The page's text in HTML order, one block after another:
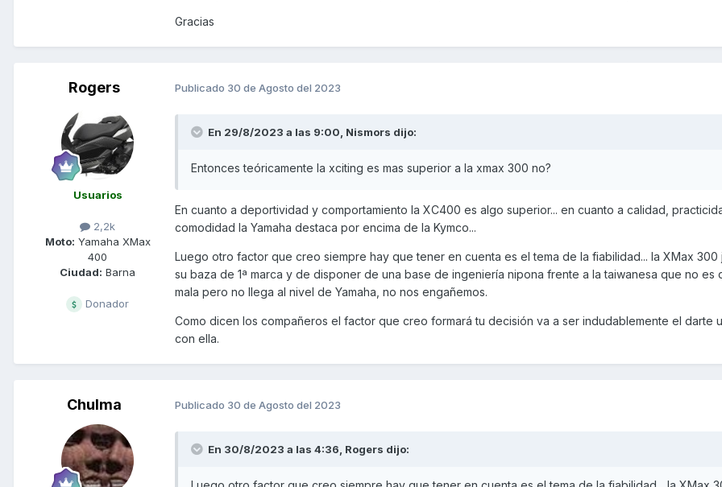
Gracias
Rogers
Usuarios
2,2k
Moto: Yamaha XMax
400
Ciudad: Barna
Donador
Publicado 30 de Agosto del 2023
En 29/8/2023 a las 9:00, Nismors dijo:
Entonces teóricamente la xciting es mas superior a la xmax 300 no?
En cuanto a deportividad y comportamiento la XC400 es algo superior... en cuanto a calidad,
comodidad la Yamaha destaca por encima de la Kymco...
Luego otro factor que creo siempre hay que tener en cuenta es el tema de la fiabilidad... la XMax 300
su baza de 1ª marca y de disponer de una base de ingeniería nipona frente a la taiwanesa que no es
mala pero no llega al nivel de Yamaha, no nos engañemos.
Como dicen los compañeros el factor que creo formará tu decisión va a ser indudablemente el darte
con ella.
Chulma Publicado 30 de Agosto del 2023
En 30/8/2023 a las 4:36, Rogers dijo: